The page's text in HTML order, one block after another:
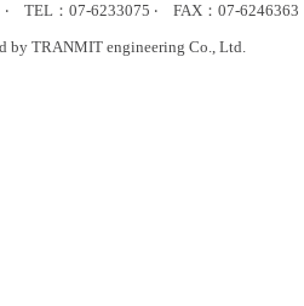
TEL：07-6233075 ‧ FAX：07-
by TRANMIT engineering Co., Ltd.